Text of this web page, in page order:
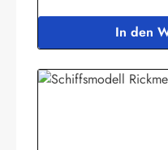
In den